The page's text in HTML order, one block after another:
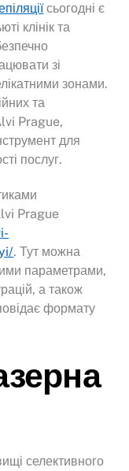
сьогодні є
клінік та
зі
зонами.
та
Prague,
для
послуг.
Prague
. Тут можна
параметрами,
а також
формату
селективного